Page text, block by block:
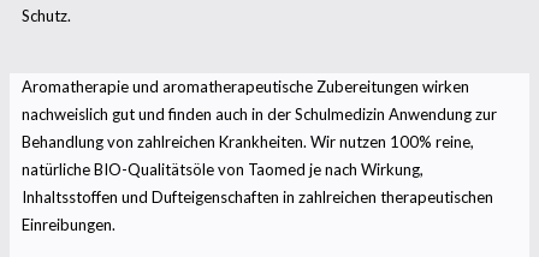
Schutz.
Aromatherapie und aromatherapeutische Zubereitungen wirken
nachweislich gut und finden auch in der Schulmedizin Anwendung zur
Behandlung von zahlreichen Krankheiten. Wir nutzen 100% reine,
natürliche BIO-Qualitätsöle von Taomed je nach Wirkung,
Inhaltsstoffen und Dufteigenschaften in zahlreichen therapeutischen
Einreibungen.